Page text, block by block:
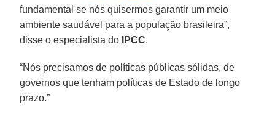
fundamental se nós quisermos garantir um meio
ambiente saudável para a população brasileira”,
disse o especialista do
IPCC.
“Nós precisamos de políticas públicas sólidas, de
governos que tenham políticas de Estado de longo
prazo.”